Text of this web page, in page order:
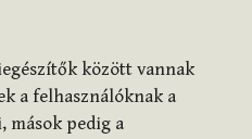
között vannak
a felhasználóknak a
mások pedig a